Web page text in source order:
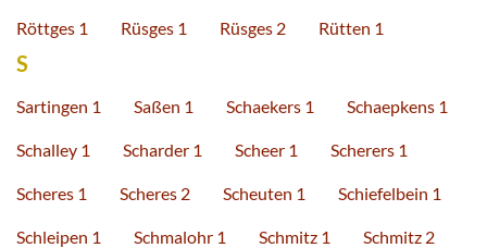
Röttges 1 Rüsges 1 Rüsges 2 Rütten 1
S
Sartingen 1 Saßen 1 Schaekers 1 Schaepkens 1
Schalley 1 Scharder 1 Scheer 1 Scherers 1
Scheres 1 Scheres 2 Scheuten 1 Schiefelbein 1
Schleipen 1 Schmalohr 1 Schmitz 1 Schmitz 2